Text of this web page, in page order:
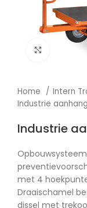
Home Intern
Industrie
Industrie
met 4
Draaischamel
dissel met